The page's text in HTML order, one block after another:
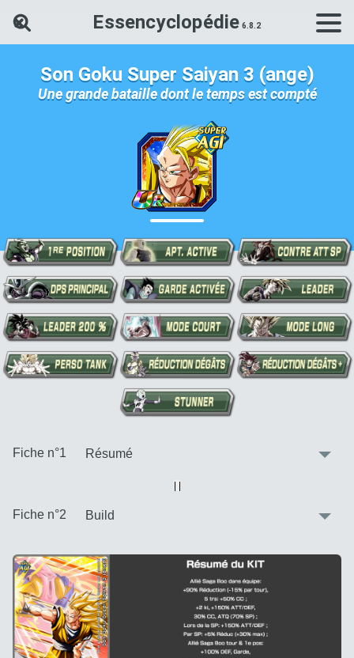
Essencyclopédie
Rechercher une carte Dokkan
Son Goku Super Saiyan 3 (ange)
Une grande bataille dont le temps est compté
Fiche n°1
Vue alternative
| |
Fiche n°2